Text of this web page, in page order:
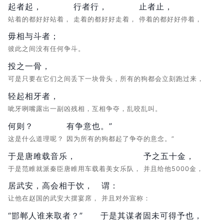
起者起，
站着的都好好站着，
行者行，
走着的都好好走着，
止者止，
停着的都好好停着，
毋相与斗者；
彼此之间没有任何争斗。
投之一骨，
可是只要在它们之间丢下一块骨头，所有的狗都会立刻跑过来，
轻起相牙者，
呲牙咧嘴露出一副凶残相，互相争夺，乱咬乱叫。
何则？
这是什么道理呢？
有争意也。”
因为所有的狗都起了争夺的意念。”
于是唐雎载音乐，
于是范睢就派秦臣唐睢用车载着美女乐队，
予之五十金，
并且给他5000金，
居武安，高会相于饮，
让他在赵国的武安大摆宴席，
谓：
并且对外宣称：
“邯郸人谁来取者？” 于是其谋者固未可得予也，